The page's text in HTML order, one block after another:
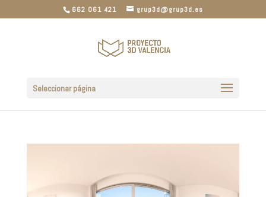
662 061 421 grup3d@grup3d.es
Seleccionar página